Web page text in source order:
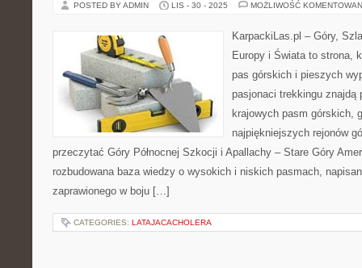
POSTED BY ADMIN LIS - 30 - 2025 MOŻLIWOŚĆ
KarpackiLas.pl – Góry,
Europy i Świata to strona,
pas górskich i pieszych
pasjonaci trekkingu znajdą
krajowych pasm górskich,
najpiękniejszych rejonów
przeczytać Góry Północnej Szkocji i Apallachy – Stare Góry
rozbudowana baza wiedzy o wysokich i niskich pasmach,
zaprawionego w boju […]
CATEGORIES: LATAJACACHOLERA